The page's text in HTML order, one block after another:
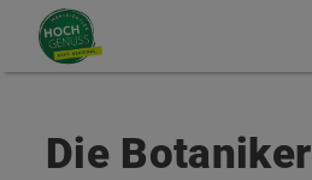
Zum Inhalt
Zum Seitenanfang
Die Botaniker